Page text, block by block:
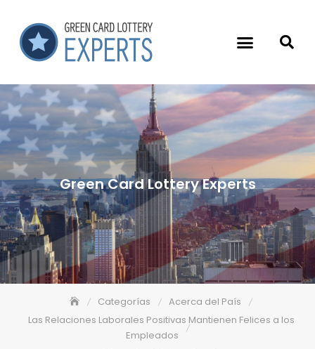
Green Card Lottery Experts
Categorías
Acerca del País
Las Relaciones Laborales Positivas Mantienen Felices a los
Empleados